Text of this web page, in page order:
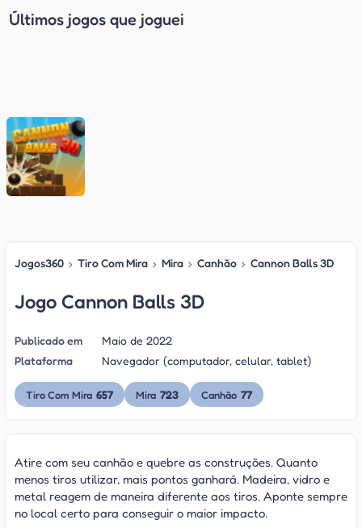
Últimos jogos que joguei
Jogos360 › Tiro Com Mira › Mira › Canhão › Cannon Balls 3D
Jogo Cannon Balls 3D
Publicado em
Maio de 2022
Plataforma
Navegador (computador, celular, tablet)
Tiro Com Mira 657 Mira 723 Canhão 77
Atire com seu canhão e quebre as construções. Quanto
menos tiros utilizar, mais pontos ganhará. Madeira, vidro e
metal reagem de maneira diferente aos tiros. Aponte sempre
no local certo para conseguir o maior impacto.